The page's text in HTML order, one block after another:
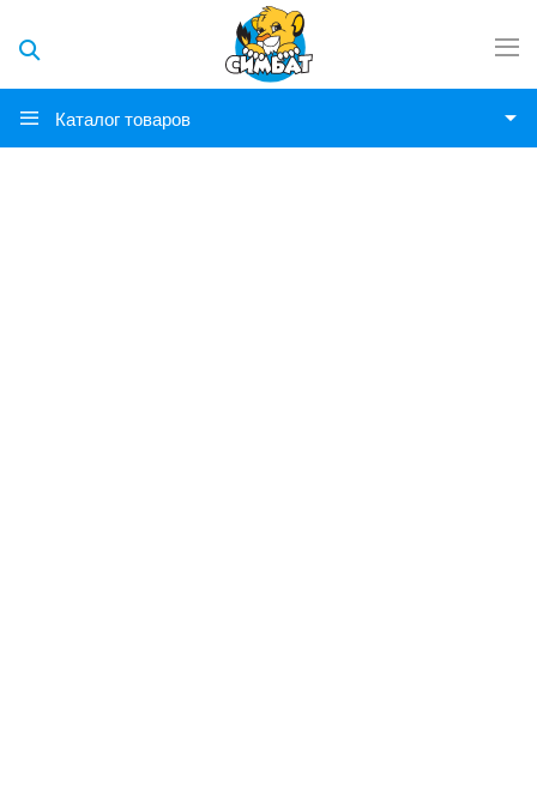
Каталог товаров